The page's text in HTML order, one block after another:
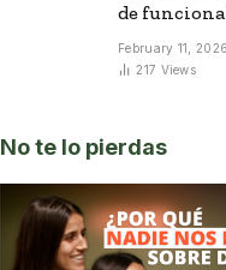
de
February 11, 2026
217 Views
No te lo pierdas